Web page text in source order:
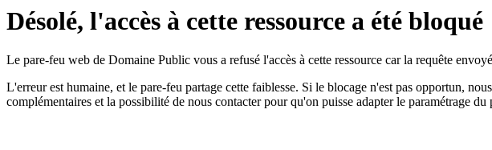
Désolé, l'accès à cette ressource a été bloqué
Le pare-feu web de Domaine Public vous a refusé l'accès à cette ressource car la requête
L'erreur est humaine, et le pare-feu partage cette faiblesse. Si le blocage n'est pas opportun,
complémentaires et la possibilité de nous contacter pour qu'on puisse adapter le paramétrage du